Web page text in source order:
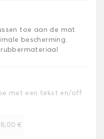
toe aan de mat
bescherming.
met een tekst en/off
8,00 €